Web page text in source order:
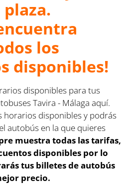
los
disponibles!
disponibles para tus
Tavira - Málaga aquí.
horarios disponibles y podrás
autobús en la que quieres
muestra todas las tarifas,
disponibles por lo
tus billetes de autobús
precio.